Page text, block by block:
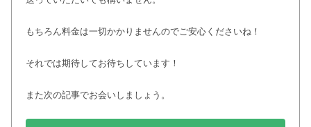
もちろん料金は一切かかりませんのでご安心くださいね！
それでは期待してお待ちしています！
また次の記事でお会いしましょう。